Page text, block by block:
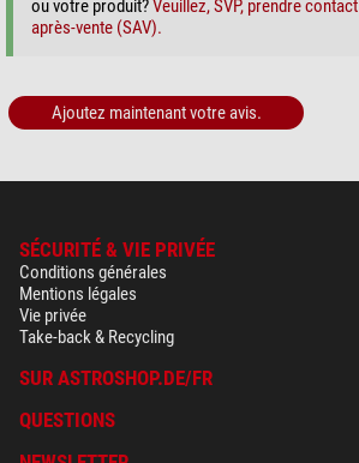
ou votre produit?Veuillez, SVP, prendre
après-vente (SAV).
Ajoutez maintenant votre avis.
SÉCURITÉ & VIE PRIVÉE
Conditions générales
Mentions légales
Vie privée
Take-back & Recycling
SUR ASTROSHOP.DE/FR
QUESTIONS